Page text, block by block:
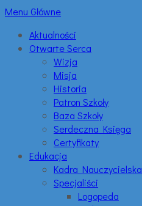
Menu Główne
Aktualności
Otwarte Serca
Wizja
Misja
Historia
Patron Szkoły
Baza Szkoły
Serdeczna Księga
Certyfikaty
Edukacja
Kadra Nauczycielska
Specjaliści
Logopeda